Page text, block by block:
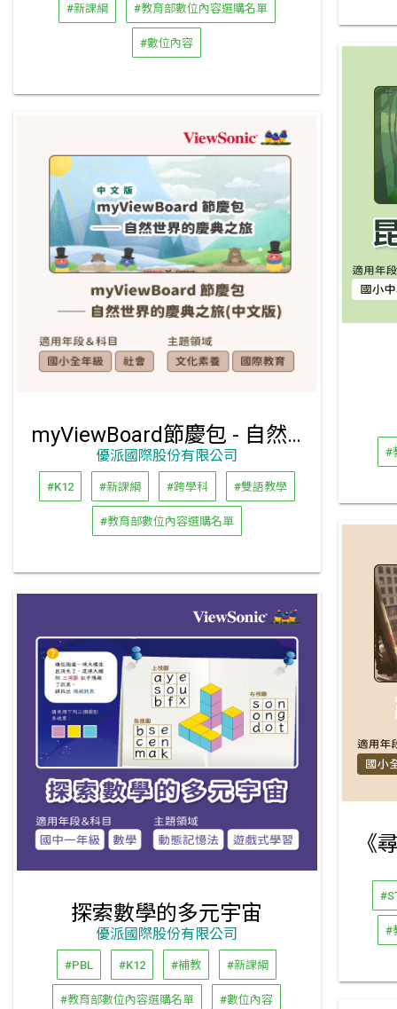
#新課綱 #教育部數位內容選購名單
#數位內容
#
myViewBoard節慶包 - 自然世界的慶典之旅 (中文版、英文版)
優派國際股份有限公司
#K12 #新課綱 #跨學科 #雙語教學
#教育部數位內容選購名單
#
探索數學的多元宇宙
優派國際股份有限公司
#PBL #K12 #補教 #新課綱
#教育部數位內容選購名單 #數位內容